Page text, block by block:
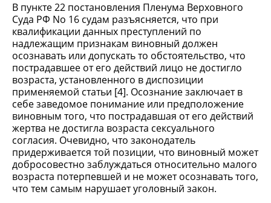
В пункте 22 постановления Пленума Верховного
Суда РФ No 16 судам разъясняется, что при
квалификации данных преступлений по
надлежащим признакам виновный должен
осознавать или допускать то обстоятельство, что
пострадавшее от его действий лицо не достигло
возраста, установленного в диспозиции
применяемой статьи [4]. Осознание заключает в
себе заведомое понимание или предположение
виновным того, что пострадавшая от его действий
жертва не достигла возраста сексуального
согласия. Очевидно, что законодатель
придерживается той позиции, что виновный может
добросовестно заблуждаться относительно малого
возраста потерпевшей и не может осознавать того,
что тем самым нарушает уголовный закон.